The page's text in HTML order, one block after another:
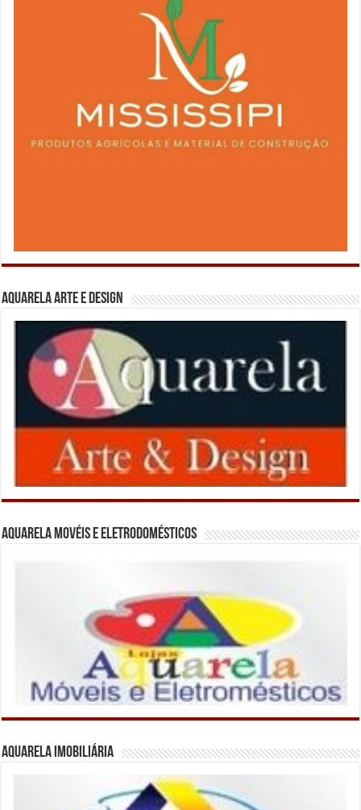
Aquarela Arte e Design
Aquarela Movéis e Eletrodomésticos
Aquarela Imobiliária